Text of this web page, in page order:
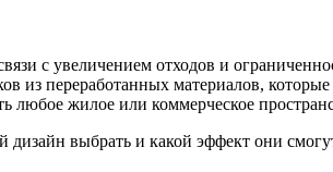
с увеличением отходов и
из переработанных материалов,
любое жилое или коммерческое
дизайн выбрать и какой эффект они